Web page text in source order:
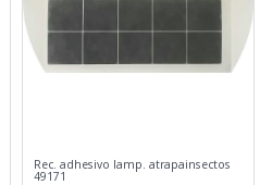
Rec. adhesivo lamp. atrapainsectos
49171